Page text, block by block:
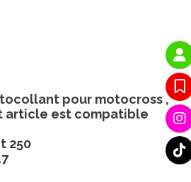
pour motocross ,
article est compatible
250